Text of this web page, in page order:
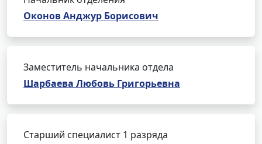
Оконов Анджур Борисович
Заместитель начальника отдела
Шарбаева Любовь Григорьевна
Старший специалист 1 разряда